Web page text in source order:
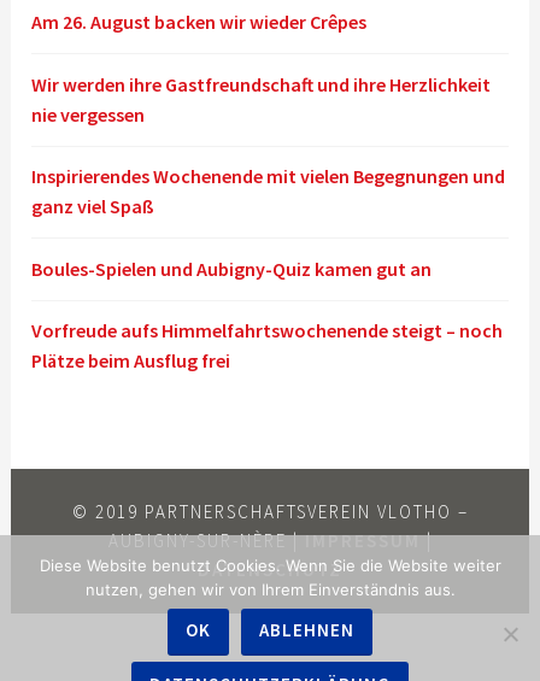
Am 26. August backen wir wieder Crêpes
Wir werden ihre Gastfreundschaft und ihre Herzlichkeit
nie vergessen
Inspirierendes Wochenende mit vielen Begegnungen und
ganz viel Spaß
Boules-Spielen und Aubigny-Quiz kamen gut an
Vorfreude aufs Himmelfahrtswochenende steigt – noch
Plätze beim Ausflug frei
© 2019 PARTNERSCHAFTSVEREIN VLOTHO –
AUBIGNY-SUR-NÈRE |IMPRESSUM|
DATENSCHUTZ
Diese Website benutzt Cookies. Wenn Sie die Website weiter
nutzen, gehen wir von Ihrem Einverständnis aus.
OK ABLEHNEN